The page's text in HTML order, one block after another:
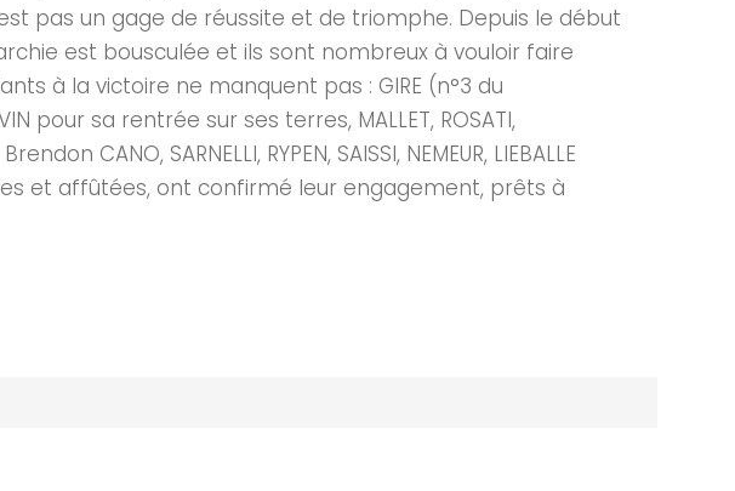
pas un gage de réussite et de triomphe. Depuis le début
est bousculée et ils sont nombreux à vouloir faire
à la victoire ne manquent pas : GIRE (n°3 du
pour sa rentrée sur ses terres, MALLET, ROSATI,
CANO, SARNELLI, RYPEN, SAISSI, NEMEUR, LIEBALLE
et affûtées, ont confirmé leur engagement, prêts à